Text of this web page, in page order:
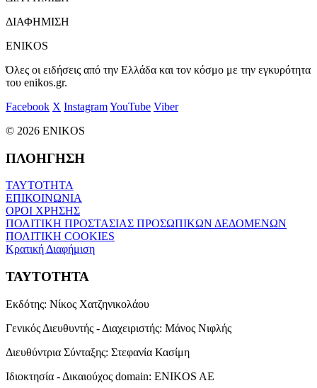
ΔΙΑΦΗΜΙΣΗ
ENIKOS
Όλες οι ειδήσεις από την Ελλάδα και τον κόσμο με την εγκυρότητα
του enikos.gr.
Facebook X InstagramYouTube Viber
© 2026 ENIKOS
ΠΛΟΗΓΗΣΗ
ΤΑΥΤΟΤΗΤΑ
ΕΠΙΚΟΙΝΩΝΙΑ
ΟΡΟΙ ΧΡΗΣΗΣ
ΠΟΛΙΤΙΚΗ ΠΡΟΣΤΑΣΙΑΣ ΠΡΟΣΩΠΙΚΩΝ ΔΕΔΟΜΕΝΩΝ
ΠΟΛΙΤΙΚΗ COOKIES
Κρατική Διαφήμιση
ΤΑΥΤΟΤΗΤΑ
Εκδότης: Νίκος Χατζηνικολάου
Γενικός Διευθυντής - Διαχειριστής: Μάνος Νιφλής
Διευθύντρια Σύνταξης: Στεφανία Κασίμη
Ιδιοκτησία - Δικαιούχος domain: ENIKOS AE